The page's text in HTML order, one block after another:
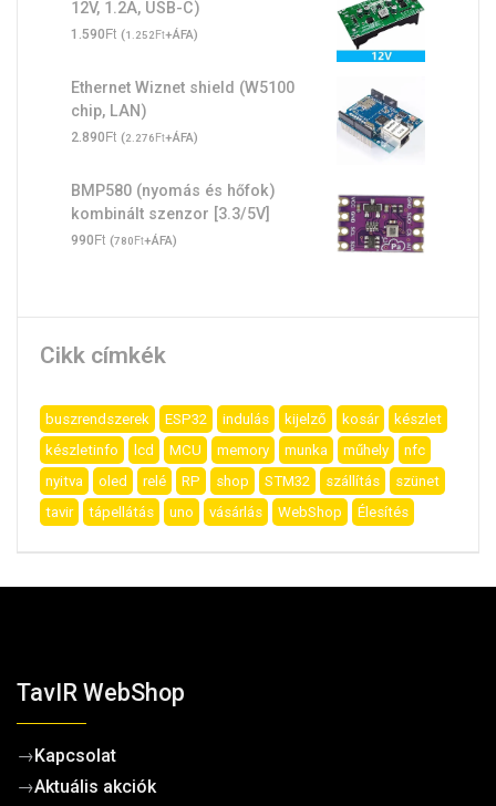
12V, 1.2A, USB-C)
1.590Ft (1.252Ft+ÁFA)
Ethernet Wiznet shield (W5100
chip, LAN)
2.890Ft (2.276Ft+ÁFA)
BMP580 (nyomás és hőfok)
kombinált szenzor [3.3/5V]
990Ft (780Ft+ÁFA)
Cikk címkék
buszrendszerek ESP32 indulás kijelző kosár
készlet
készletinfo
lcd MCU memory munka műhely
nfc
nyitva
oled relé RP shop STM32 szállítás
szünet
tavir
tápellátás uno vásárlás WebShop Élesítés
TavIR WebShop
→Kapcsolat
→Aktuális akciók